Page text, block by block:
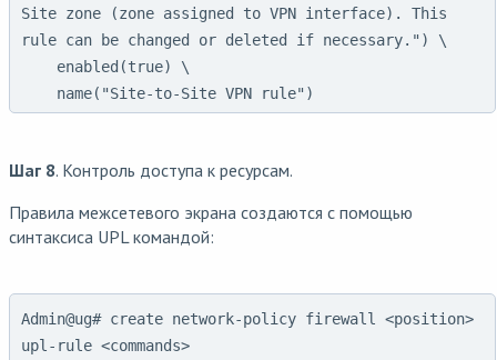
Site zone (zone assigned to VPN interface). This
rule can be changed or deleted if necessary.") \
Шаг 8. Контроль доступа к ресурсам.
Правила межсетевого экрана создаются с помощью
синтаксиса UPL командой:
Admin@ug# create network-policy firewall <position>
upl-rule <commands>